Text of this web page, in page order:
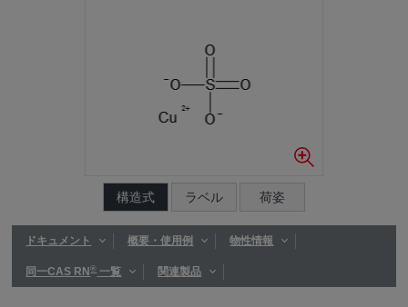
構造式 ラベル 荷姿
ドキュメント 概要・使用例 物性情報
同一CAS RN®一覧 関連製品